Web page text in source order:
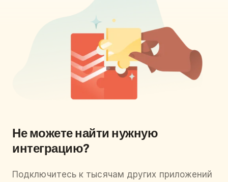
Не можете найти нужную
интеграцию?
Подключитесь к тысячам других приложений